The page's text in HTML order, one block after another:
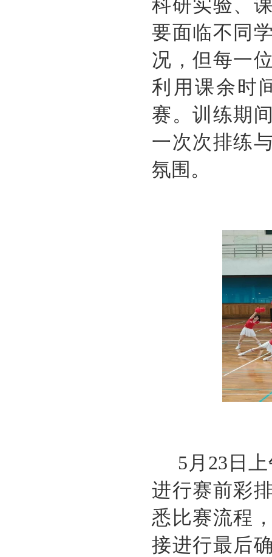
科研实验、
要面临不同
况，但每一
利用课余时
赛。训练期
一次次排练
氛围。
5 月 23 日
进行赛前彩
悉比赛流程
接进行最后